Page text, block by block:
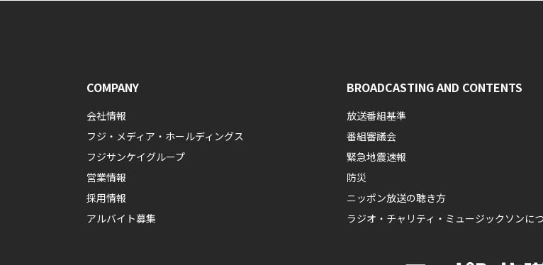
COMPANY
会社情報
フジ・メディア・ホールディングス
フジサンケイグループ
営業情報
採用情報
アルバイト募集
BROADCASTING AND CONTENTS
放送番組基準
番組審議会
緊急地震速報
防災
ニッポン放送の聴き方
ラジオ・チャリティ・ミュージックソンに